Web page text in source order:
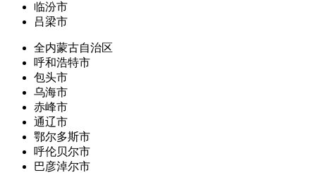
临汾市
吕梁市
全内蒙古自治区
呼和浩特市
包头市
乌海市
赤峰市
通辽市
鄂尔多斯市
呼伦贝尔市
巴彦淖尔市